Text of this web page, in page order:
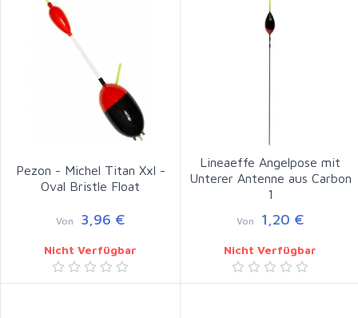
Pezon - Michel Titan Xxl -
Oval Bristle Float
Von 3,96 €
Nicht Verfügbar
Lineaeffe Angelpose mit
Unterer Antenne aus Carbon
1
Von 1,20 €
Nicht Verfügbar